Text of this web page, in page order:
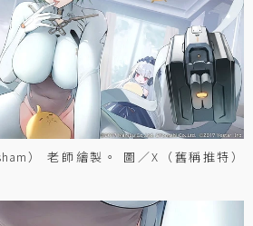
） 老師繪製。 圖／X（舊稱推特）